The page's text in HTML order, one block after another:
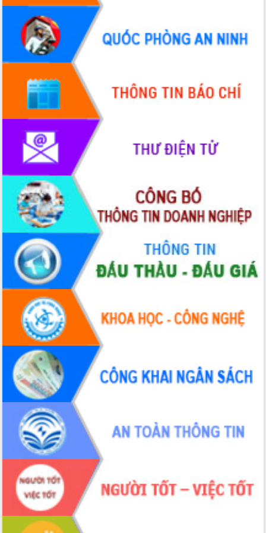
Thứ trưởng Bộ Y tế làm việc với tỉnh
Đắk Lắk về phát triển nhân lực y tế
cho trạm y tế cấp xã
Du lịch Đắk Lắk nâng tầm trải nghiệm
du khách thông qua Hệ thống cơ sở dữ
Tập huấn ứng dụng trí tuệ nhân tạo (AI)
trong thương mại điện tử năm 2026
Đoàn đại biểu Quốc hội tỉnh Đắk Lắk
trao đổi thông tin trước Kỳ họp thứ
nhất, Quốc hội khóa XVI
Quyết liệt cải cách hành chính, khơi
thông nguồn lực phát triển
Nâng cao hiệu lực, hiệu quả HĐND
tỉnh thông qua hiện đại hóa hành chính
Xã Ea Phê gắn cải cách hành chính với
chuyển đổi số
Phó Chủ tịch Thường trực UBND tỉnh
Hồ Thị Nguyên Thảo làm việc tại Trung
tâm Phục vụ hành chính công xã Ea
Phê
Xây dựng nền hành chính số đồng
hành cùng nông dân dân, doanh nghiệp
Giai đoạn 2026-2030, Đắk Lắk phấn
đấu có 77% xã đạt chuẩn nông thôn
Chuyển đổi số 'mở đường' cho nông
nghiệp Đắk Lắk tăng trưởng bứt phá
Triển khai đồng bộ đo đạc, lập hồ sơ
địa chính, hoàn thiện cơ sở dữ liệu đất
Ứng dụng sinh trắc học - Bước tiến
trong hành trình chuyển đổi số tại Đắk
Lắk
Đắk Lắk nâng cao hiệu quả công tác
Đảng từ Sổ tay đảng viên điện tử
Đắk Lắk đẩy mạnh nuôi biển công
nghệ, hướng tới phát triển thủy sản
bền vững
Tập huấn nâng cao năng lực triển khai
chuyển đổi số cho cán bộ, công chức